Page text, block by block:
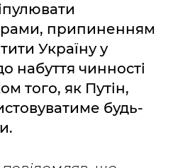
припиненням
Україну у
набуття чинності
того, як Путін,
будь-